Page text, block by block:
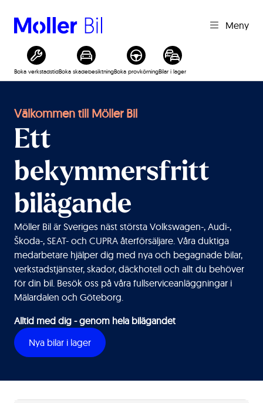
Meny
Boka verkstadstidBoka skadebesiktningBoka provkörningBilar i lager
Välkommen till Möller Bil
Ett
bekymmersfritt
bilägande
Möller Bil är Sveriges näst största Volkswagen-, Audi-,
Škoda-, SEAT- och CUPRA återförsäljare. Våra duktiga
medarbetare hjälper dig med nya och begagnade bilar,
verkstadstjänster, skador, däckhotell och allt du behöver
för din bil. Besök oss på våra fullserviceanläggningar i
Mälardalen och Göteborg.
Alltid med dig - genom hela bilägandet
Nya bilar i lager